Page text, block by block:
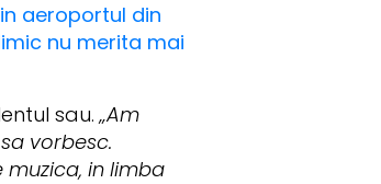
aeroportul din
nu merita mai
sau.„Am
vorbesc.
in limba